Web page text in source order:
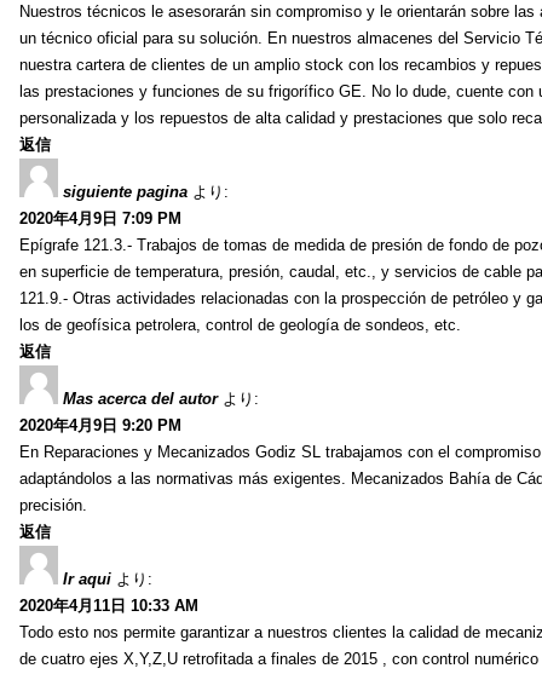
Nuestros técnicos le asesorarán sin compromiso y le orientarán sobre
un técnico oficial para su solución. En nuestros almacenes del Servicio
nuestra cartera de clientes de un amplio stock con los recambios y
las prestaciones y funciones de su frigorífico GE. No lo dude, cuente con
personalizada y los repuestos de alta calidad y prestaciones que solo
返信
siguiente pagina より:
2020年4月9日 7:09 PM
Epígrafe 121.3.- Trabajos de tomas de medida de presión de fondo de
en superficie de temperatura, presión, caudal, etc., y servicios de cable
121.9.- Otras actividades relacionadas con la prospección de petróleo y
los de geofísica petrolera, control de geología de sondeos, etc.
返信
Mas acerca del autor より:
2020年4月9日 9:20 PM
En Reparaciones y Mecanizados Godiz SL trabajamos con el
adaptándolos a las normativas más exigentes. Mecanizados Bahía de
precisión.
返信
Ir aqui より:
2020年4月11日 10:33 AM
Todo esto nos permite garantizar a nuestros clientes la calidad de
de cuatro ejes X,Y,Z,U retrofitada a finales de 2015 , con control